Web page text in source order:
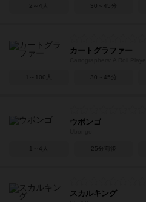
2～4人 30～45分
カートグラファー
1～100人 30～45分
ウボンゴ
1～4人 25分前後
スカルキング